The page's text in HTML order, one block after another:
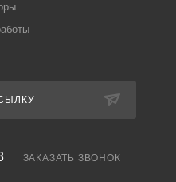
ЗАКАЗАТЬ ЗВОНОК